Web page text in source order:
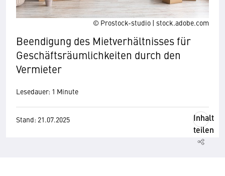
© Prostock-studio | stock.adobe.com
Beendigung des Mietverhältnisses für
Geschäftsräumlichkeiten durch den
Vermieter
Lesedauer: 1 Minute
Stand: 21.07.2025
Inhalt
teilen